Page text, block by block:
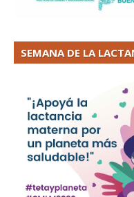
SEMANA DE LA